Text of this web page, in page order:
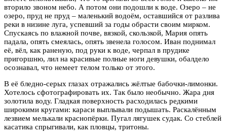
вторило звоном небо. А потом они подошли к воде. Озеро – не
озеро, пруд не пруд – маленький водоём, оставшийся от разлива
реки в низине луга, успевший за годы обрасти своим мирком.
Спускаясь по влажной почве, вязкой, скользкой, Мария опять
падала, опять смеялась, опять звенела голосом. Иван поднимал
её, вёл, как раненую, под руки к воде, черпал в прудике
пригоршню, лил на красивые полные ноги девушки, обалдело
осознавал, что немеет телом только от этого.
В её бледно-серых глазах отражались жёлтые бабочки-лимонки.
Хотелось сфотографировать их. Так было необычно. Жара дня
золотила воду. Гладкая поверхность расходилась редкими
широкими кругами: караси выплывали подышать. Раскалённым
лезвием мелькали краснопёрки. Пугал лягушек судак. Со стеблей
касатика спрыгивали, как пловцы, тритоны.